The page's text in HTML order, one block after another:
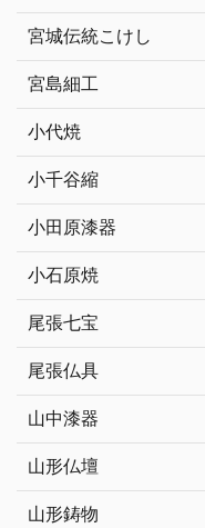
宮城伝統こけし
宮島細工
小代焼
小千谷縮
小田原漆器
小石原焼
尾張七宝
尾張仏具
山中漆器
山形仏壇
山形鋳物